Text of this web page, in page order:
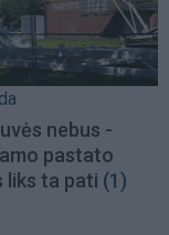
nebus -
pastato
liks ta pati (1)